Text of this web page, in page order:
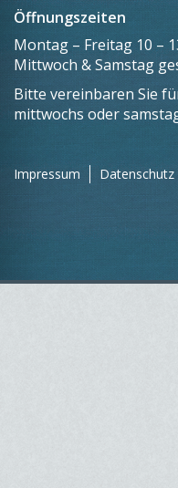
Öffnungszeiten
Montag – Freitag 10 –
Mittwoch & Samstag
Bitte vereinbaren Sie
mittwochs oder
Impressum Datenschutz